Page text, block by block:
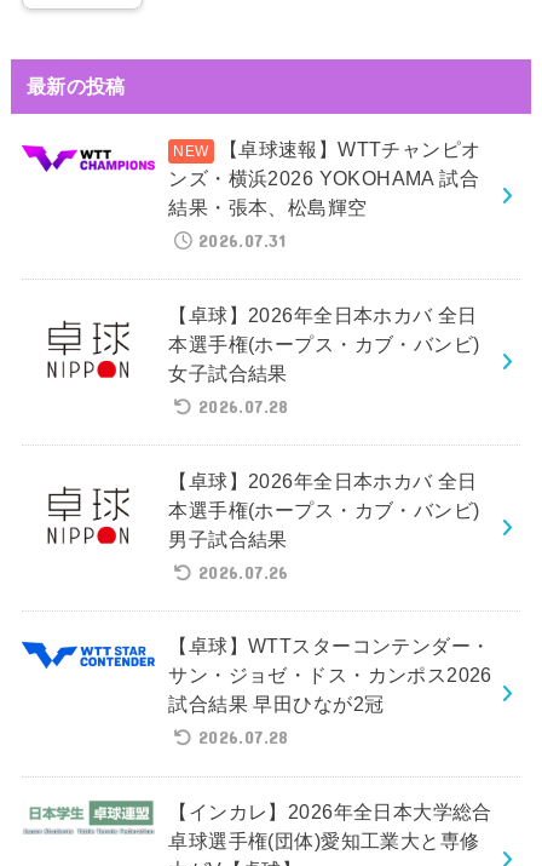
最新の投稿
【卓球速報】WTTチャンピオ
ンズ・横浜2026 YOKOHAMA 試合
結果・張本、松島輝空
2026.07.31
【卓球】2026年全日本ホカバ 全日
本選手権(ホープス・カブ・バンビ)
女子試合結果
2026.07.28
【卓球】2026年全日本ホカバ 全日
本選手権(ホープス・カブ・バンビ)
男子試合結果
2026.07.26
【卓球】WTTスターコンテンダー・
サン・ジョゼ・ドス・カンポス2026
試合結果 早田ひなが2冠
2026.07.28
【インカレ】2026年全日本大学総合
卓球選手権(団体)愛知工業大と専修